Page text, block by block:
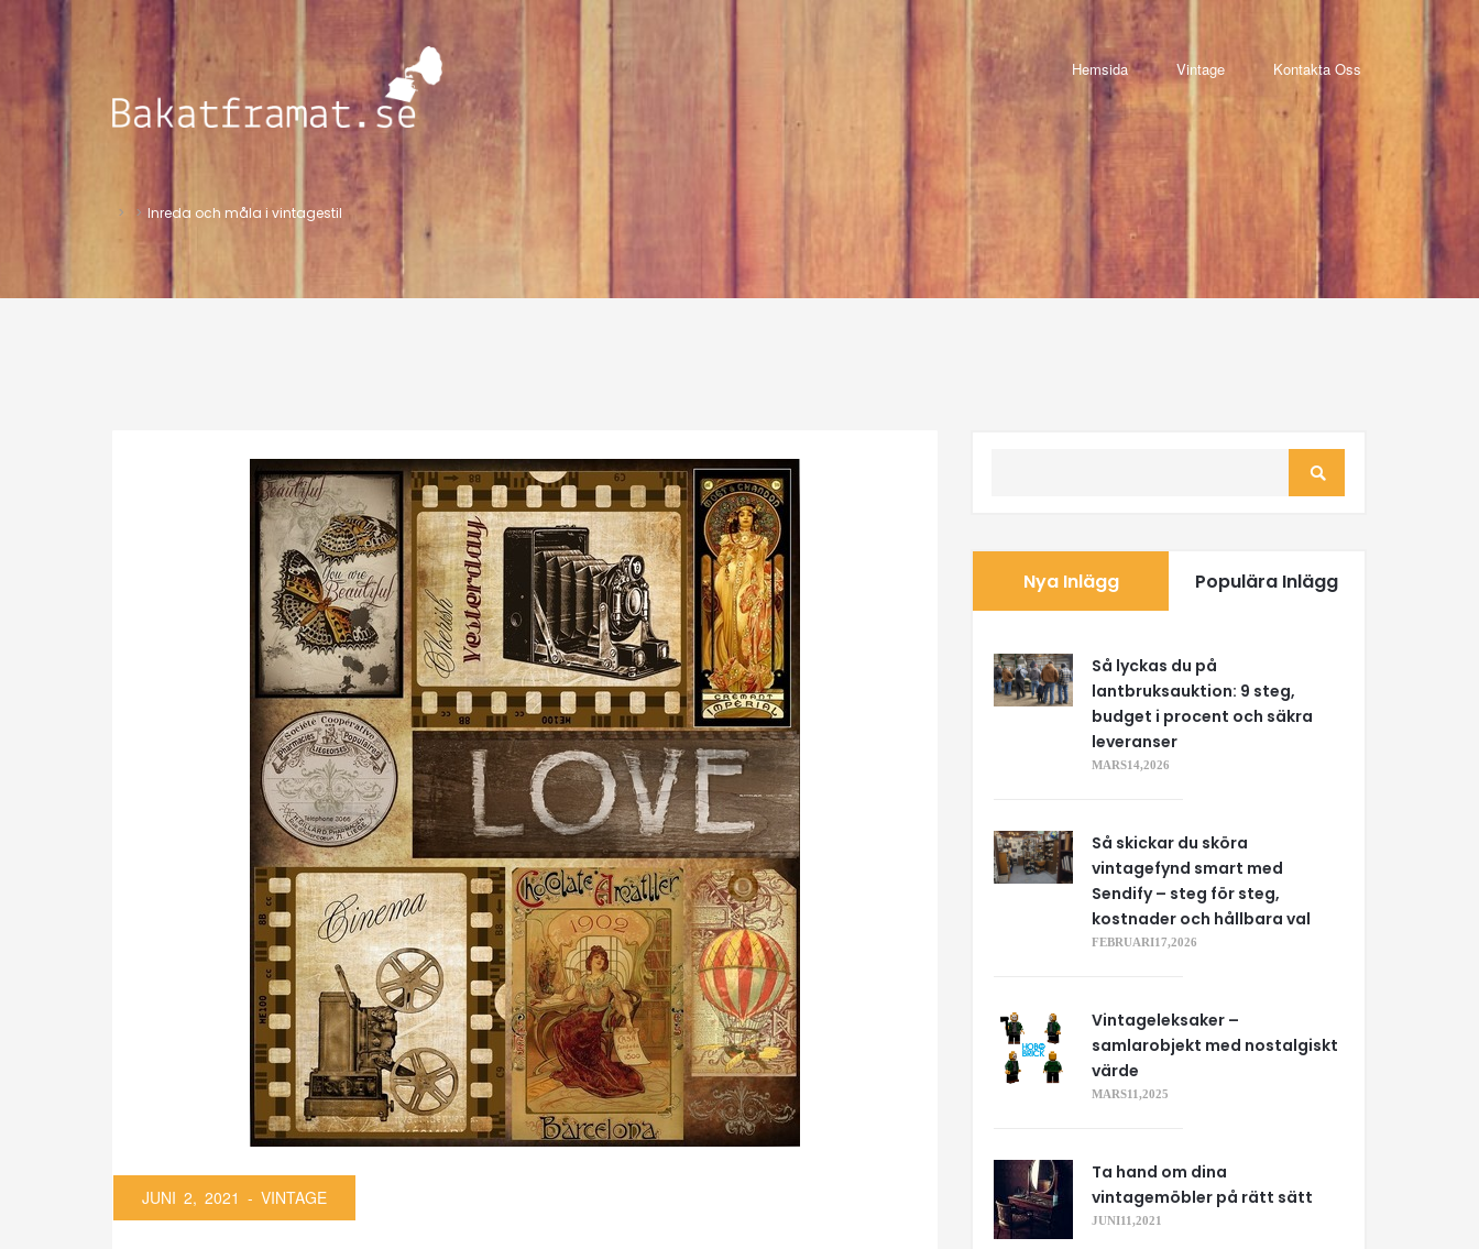
Hemsida Vintage Kontakta Oss
> > Inreda och måla i vintagestil
JUNI 2, 2021 - VINTAGE
Nya Inlägg Populära Inlägg
Så lyckas du på
lantbruksauktion: 9 steg,
budget i procent och säkra
leveranser
MARS 14, 2026
Så skickar du sköra
vintagefynd smart med
Sendify – steg för steg,
kostnader och hållbara val
FEBRUARI 17, 2026
Vintageleksaker –
samlarobjekt med nostalgiskt
värde
MARS 11, 2025
Ta hand om dina
vintagemöbler på rätt sätt
JUNI 11, 2021